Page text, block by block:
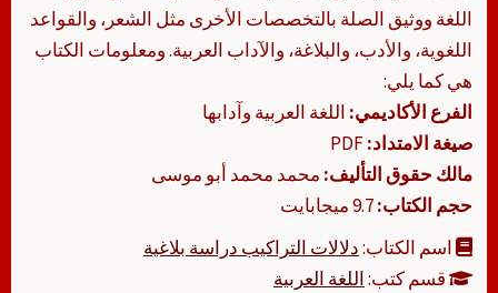
اللغة ووثيق الصلة بالتخصصات الأخرى مثل الشعر، والقواعد
اللغوية، والأدب، والبلاغة، والآداب العربية. ومعلومات الكتاب
هي كما يلي:
الفرع الأكاديمي: اللغة العربية وآدابها
صيغة الامتداد:
مالك حقوق التأليف: محمد محمد أبو موسى
حجم الكتاب:
اسم الكتاب:دلالات التراكيب دراسة بلاغية
قسم كتب:اللغة العربية